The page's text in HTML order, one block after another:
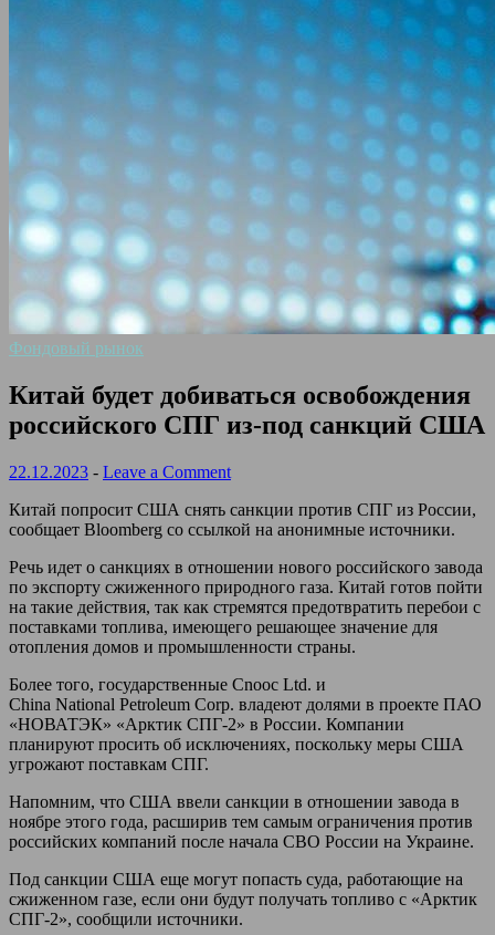
Фондовый рынок
Китай будет добиваться освобождения
российского СПГ из-под санкций США
22.12.2023 - Leave a Comment
Китай попросит США снять санкции против СПГ из России,
сообщает Bloomberg со ссылкой на анонимные источники.
Речь идет о санкциях в отношении нового российского завода
по экспорту сжиженного природного газа. Китай готов пойти
на такие действия, так как стремятся предотвратить перебои с
поставками топлива, имеющего решающее значение для
отопления домов и промышленности страны.
Более того, государственные Cnooc Ltd. и
China National Petroleum Corp. владеют долями в проекте ПАО
«НОВАТЭК» «Арктик СПГ-2» в России. Компании
планируют просить об исключениях, поскольку меры США
угрожают поставкам СПГ.
Напомним, что США ввели санкции в отношении завода в
ноябре этого года, расширив тем самым ограничения против
российских компаний после начала СВО России на Украине.
Под санкции США еще могут попасть суда, работающие на
сжиженном газе, если они будут получать топливо с «Арктик
СПГ-2», сообщили источники.